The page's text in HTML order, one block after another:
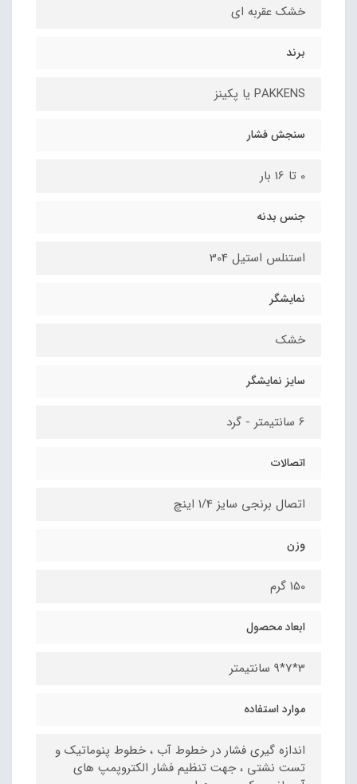
خشک عقربه ای
برند
PAKKENS یا پکینز
سنجش فشار
0 تا 16 بار
جنس بدنه
استنلس استیل 304
نمایشگر
خشک
سایز نمایشگر
6 سانتیمتر - گرد
اتصالات
اتصال برنجی سایز 1/4 اینچ
وزن
150 گرم
ابعاد محصول
3*7*9 سانتیمتر
موارد استفاده
اندازه گیری فشار در خطوط آب ، خطوط پنوماتیک و
تست نشتی ، جهت تنظیم فشار الکتروپمپ های